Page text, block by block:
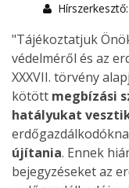
"Tájékoztatjuk
védelméről és az
XXXVII. törvény
kötött megbízási
hatályukat
újítania. Ennek
bejegyzéseket az